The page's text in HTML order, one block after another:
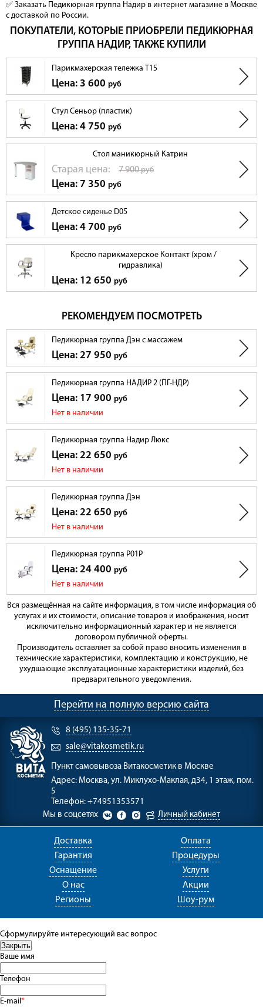
✅ Заказать Педикюрная группа Надир в интернет магазине в Москве
с доставкой по России.
ПОКУПАТЕЛИ, КОТОРЫЕ ПРИОБРЕЛИ ПЕДИКЮРНАЯ
ГРУППА НАДИР, ТАКЖЕ КУПИЛИ
Парикмахерская тележка T15
Цена: 3 600 руб
Стул Сеньор (пластик)
Цена: 4 750 руб
Стол маникюрный Катрин
Cтарая цена: 7 900руб
Цена: 7 350 руб
Детское сиденье D05
Цена: 4 700 руб
Кресло парикмахерское Контакт (хром /
гидравлика)
Цена: 12 650 руб
РЕКОМЕНДУЕМ ПОСМОТРЕТЬ
Педикюрная группа Дэн с массажем
Цена: 27 950 руб
Педикюрная группа НАДИР 2 (ПГ-НДР)
Цена: 17 900 руб
Нет в наличии
Педикюрная группа Надир Люкс
Цена: 22 650 руб
Нет в наличии
Педикюрная группа Дэн
Цена: 22 650 руб
Нет в наличии
Педикюрная группа P01Р
Цена: 24 400 руб
Нет в наличии
Вся размещённая на сайте информация, в том числе информация об
услугах и их стоимости, описание товаров и изображения, носит
исключительно информационный характер и не является
договором публичной оферты.
Производитель оставляет за собой право вносить изменения в
технические характеристики, комплектацию и конструкцию, не
ухудшающие эксплуатационные характеристики изделий, без
предварительного уведомления.
Перейти на полную версию сайта
8 (495) 135-35-71
sale@vitakosmetik.ru
Пункт самовывоза Витакосметик в Москве
Адрес: Москва, ул. Миклухо-Маклая, д34, 1 этаж, пом.
5
Телефон: +74951353571
Мы в соцсетях
Личный кабинет
Доставка
Оплата
Гарантия
Процедуры
Оснащение
Услуги
О нас
Акции
Регионы
Шоу-рум
Сформулируйте интересующий вас вопрос
Ваше имя
Телефон
E-mail*